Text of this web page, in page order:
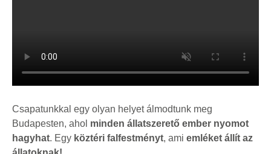
Csapatunkkal egy olyan helyet álmodtunk meg
Budapesten, ahol minden állatszerető ember nyomot
hagyhat. Egy köztéri falfestményt, ami emléket állít az